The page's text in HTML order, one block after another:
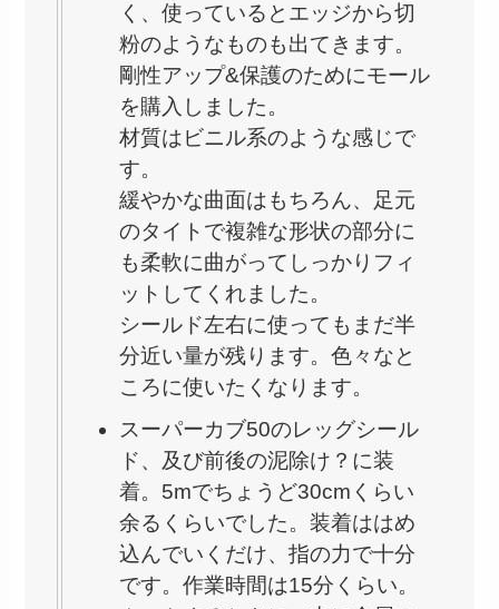
く、使っているとエッジから切
粉のようなものも出てきます。
剛性アップ&保護のためにモール
を購入しました。
材質はビニル系のような感じで
す。
緩やかな曲面はもちろん、足元
のタイトで複雑な形状の部分に
も柔軟に曲がってしっかりフィ
ットしてくれました。
シールド左右に使ってもまだ半
分近い量が残ります。色々なと
ころに使いたくなります。
スーパーカブ50のレッグシール
ド、及び前後の泥除け？に装
着。5mでちょうど30cmくらい
余るくらいでした。装着ははめ
込んでいくだけ、指の力で十分
です。作業時間は15分くらい。